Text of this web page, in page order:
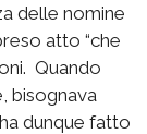
delle nomine
atto “che
Quando
bisognava
dunque fatto